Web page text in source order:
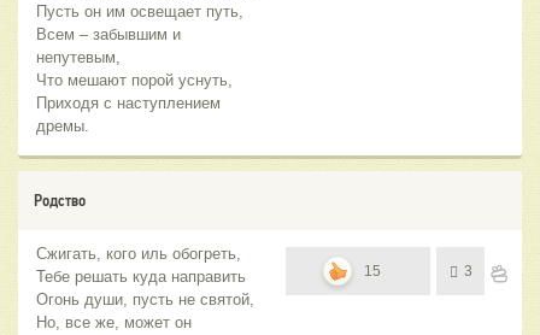
Пусть он им освещает путь,
Всем – забывшим и
непутевым,
Что мешают порой уснуть,
Приходя с наступлением
дремы.
Родство
Сжигать, кого иль обогреть,
Тебе решать куда направить
Огонь души, пусть не святой,
Но, все же, может он
15 3